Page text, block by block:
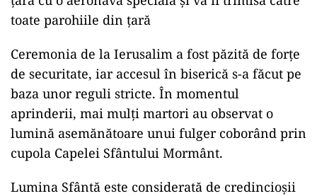
toate parohiile din țară
Ceremonia de la Ierusalim a fost păzită de forțe
de securitate, iar accesul în biserică s-a făcut pe
baza unor reguli stricte. În momentul
aprinderii, mai mulți martori au observat o
lumină asemănătoare unui fulger coborând prin
cupola Capelei Sfântului Mormânt.
Lumina Sfântă este considerată de credincioșii